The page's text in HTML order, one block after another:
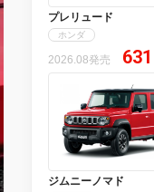
プレリュード
ホンダ
2026.08発売 631
ジムニーノマド